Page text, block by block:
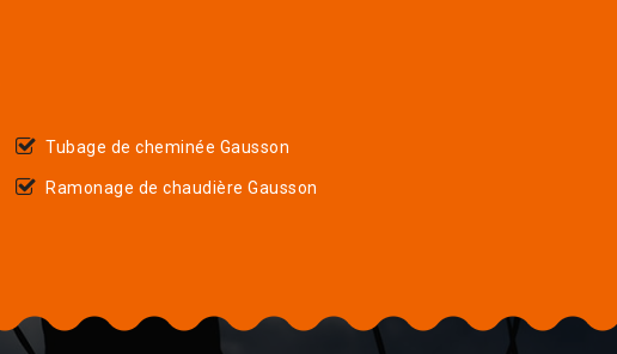
Tubage de cheminée Gausson
Ramonage de chaudière Gausson